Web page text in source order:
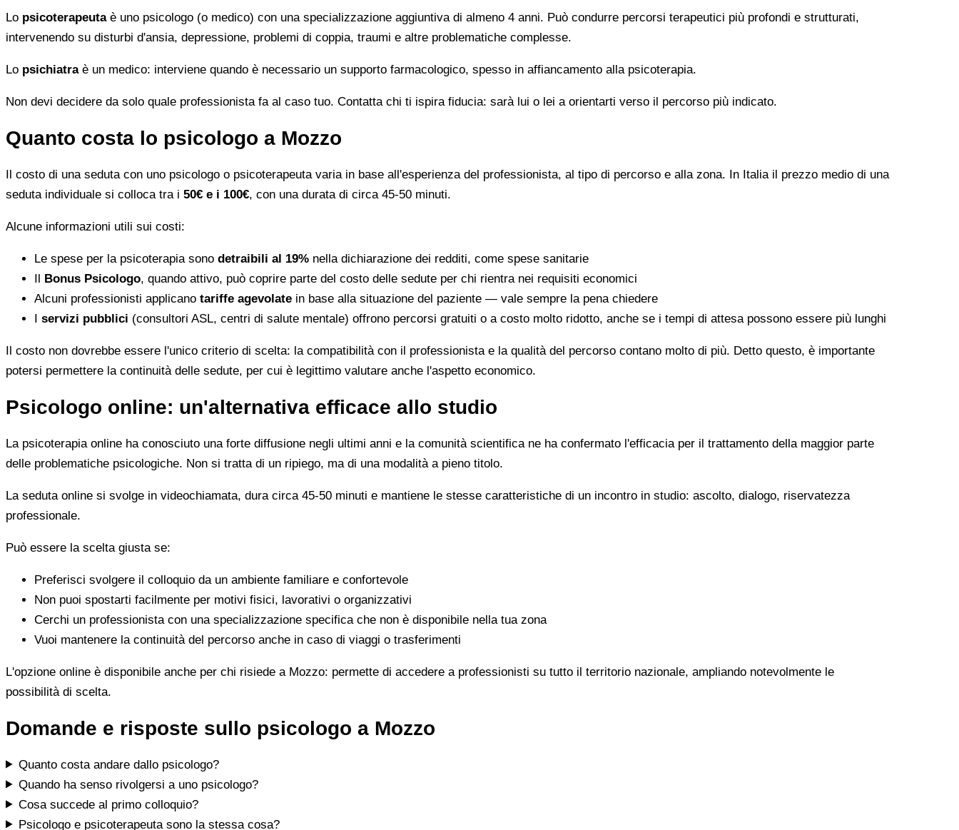
Lo psicoterapeutaè uno psicologo (o medico) con una specializzazione aggiuntiva di almeno 4 anni. Può condurre percorsi terapeutici più profondi e strutturati,
intervenendo su disturbi d'ansia, depressione, problemi di coppia, traumi e altre problematiche complesse.
Lo psichiatraè un medico: interviene quando è necessario un supporto farmacologico, spesso in affiancamento alla psicoterapia.
Non devi decidere da solo quale professionista fa al caso tuo. Contatta chi ti ispira fiducia: sarà lui o lei a orientarti verso il percorso più indicato.
Quanto costa lo psicologo a Mozzo
Il costo di una seduta con uno psicologo o psicoterapeuta varia in base all'esperienza del professionista, al tipo di percorso e alla zona. In Italia il prezzo medio di una
seduta individuale si colloca tra i 50€ e i 100€, con una durata di circa 45-50 minuti.
Alcune informazioni utili sui costi:
Le spese per la psicoterapia sono detraibili al 19% nella dichiarazione dei redditi, come spese sanitarie
Il Bonus Psicologo, quando attivo, può coprire parte del costo delle sedute per chi rientra nei requisiti economici
Alcuni professionisti applicano tariffe agevolate in base alla situazione del paziente — vale sempre la pena chiedere
I servizi pubblici (consultori ASL, centri di salute mentale) offrono percorsi gratuiti o a costo molto ridotto, anche se i tempi di attesa possono essere più lunghi
Il costo non dovrebbe essere l'unico criterio di scelta: la compatibilità con il professionista e la qualità del percorso contano molto di più. Detto questo, è importante
potersi permettere la continuità delle sedute, per cui è legittimo valutare anche l'aspetto economico.
Psicologo online: un'alternativa efficace allo studio
La psicoterapia online ha conosciuto una forte diffusione negli ultimi anni e la comunità scientifica ne ha confermato l'efficacia per il trattamento della maggior parte
delle problematiche psicologiche. Non si tratta di un ripiego, ma di una modalità a pieno titolo.
La seduta online si svolge in videochiamata, dura circa 45-50 minuti e mantiene le stesse caratteristiche di un incontro in studio: ascolto, dialogo, riservatezza
professionale.
Può essere la scelta giusta se:
Preferisci svolgere il colloquio da un ambiente familiare e confortevole
Non puoi spostarti facilmente per motivi fisici, lavorativi o organizzativi
Cerchi un professionista con una specializzazione specifica che non è disponibile nella tua zona
Vuoi mantenere la continuità del percorso anche in caso di viaggi o trasferimenti
L'opzione online è disponibile anche per chi risiede a Mozzo: permette di accedere a professionisti su tutto il territorio nazionale, ampliando notevolmente le
possibilità di scelta.
Domande e risposte sullo psicologo a Mozzo
Quanto costa andare dallo psicologo?
Quando ha senso rivolgersi a uno psicologo?
Cosa succede al primo colloquio?
Psicologo e psicoterapeuta sono la stessa cosa?